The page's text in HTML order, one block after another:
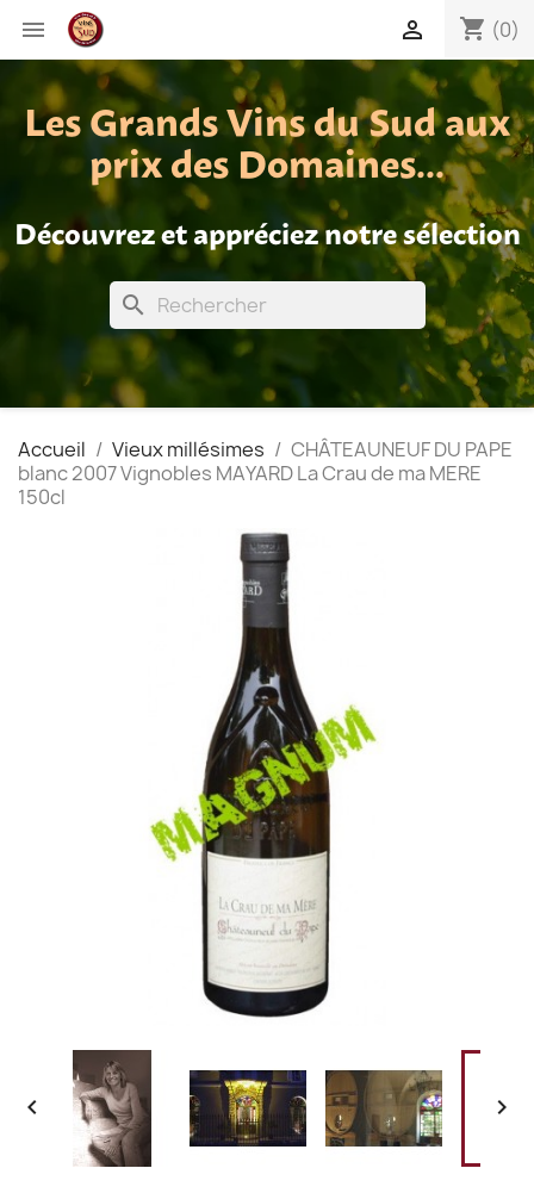
 shopping_cart (0)

Les Grands Vins du Sud aux
prix des Domaines...
Découvrez et appréciez notre sélection
search
Accueil Vieux millésimes
CHÂTEAUNEUF DU PAPE
blanc 2007 Vignobles MAYARD La Crau de ma MERE
150cl
 